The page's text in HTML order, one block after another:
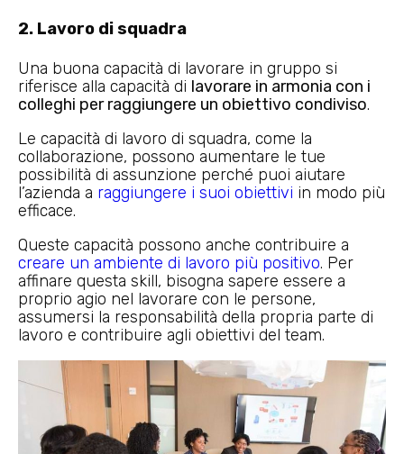
2. Lavoro di squadra
Una buona capacità di lavorare in gruppo si
riferisce alla capacità di lavorare in armonia con i
colleghi per raggiungere un obiettivo condiviso.
Le capacità di lavoro di squadra, come la
collaborazione, possono aumentare le tue
possibilità di assunzione perché puoi aiutare
l’azienda a raggiungere i suoi obiettivi in modo più
efficace.
Queste capacità possono anche contribuire a
creare un ambiente di lavoro più positivo. Per
affinare questa skill, bisogna sapere essere a
proprio agio nel lavorare con le persone,
assumersi la responsabilità della propria parte di
lavoro e contribuire agli obiettivi del team.